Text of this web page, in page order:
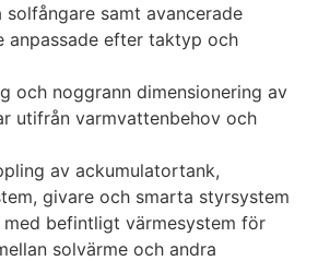
samt avancerade
anpassade efter taktyp och
och noggrann dimensionering av
utifrån varmvattenbehov och
av ackumulatortank,
givare och smarta styrsystem
befintligt värmesystem för
solvärme och andra